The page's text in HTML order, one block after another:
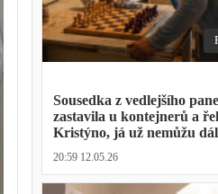
Sousedka z vedlejšího
zastavila u kontejnerů a
Kristýno, já už nemůžu
manžela ve čtvrtky na
lékárnou s tou samou
20:59 12.05.26